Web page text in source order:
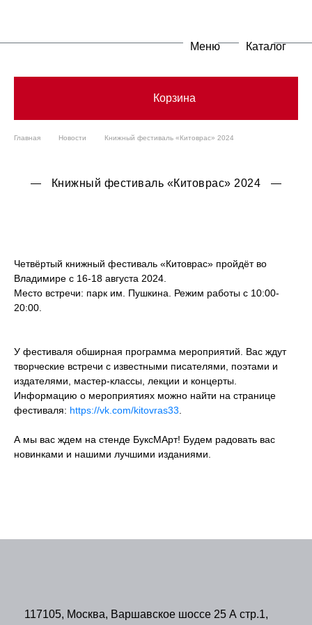
Меню Каталог
Корзина
Главная Новости Книжный фестиваль «Китоврас» 2024
Книжный фестиваль «Китоврас» 2024
Четвёртый книжный фестиваль «Китоврас» пройдёт во
Владимире с 16-18 августа 2024.
Место встречи: парк им. Пушкина. Режим работы с 10:00-
20:00.
У фестиваля обширная программа мероприятий. Вас ждут
творческие встречи с известными писателями, поэтами и
издателями, мастер-классы, лекции и концерты.
Информацию о мероприятиях можно найти на странице
фестиваля: https://vk.com/kitovras33
А мы вас ждем на стенде БуксМАрт! Будем радовать вас
новинками и нашими лучшими изданиями.
117105, Москва, Варшавское шоссе 25 А стр.1,